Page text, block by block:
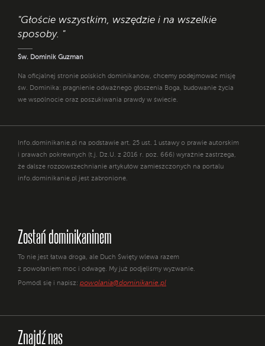
"Głoście wszystkim, wszędzie i na wszelkie
sposoby. "
Św. Dominik Guzman
Na oficjalnej stronie polskich dominikanów, chcemy podejmować misję
św. Dominika: pragnienie odważnego głoszenia Boga, budowanie życia
we wspólnocie oraz poszukiwania prawdy w świecie.
Info.dominikanie.pl na podstawie art. 25 ust. 1 ustawy o prawie autorskim
i prawach pokrewnych (t.j. Dz.U. z 2016 r. poz. 666) wyraźnie zastrzega,
że dalsze rozpowszechnianie artykułów zamieszczonych na portalu
info.dominikanie.pl jest zabronione.
Zostań dominikaninem
To nie jest łatwa droga, ale Duch Święty wlewa razem
z powołaniem moc i odwagę. My już podjęliśmy wyzwanie.
Pomódl się i napisz: powolania@dominikanie.pl
Znajdź nas